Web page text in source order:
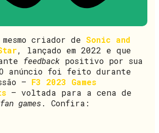
criador de Sonic and
, lançado em 2022 e que
feedback positivo por sua
anúncio foi feito durante
– F3 2023 Games
– voltada para a cena de
fan games. Confira: